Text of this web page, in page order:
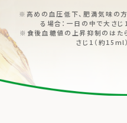
※高めの血圧低下、肥満気味の
る場合：一日の中で大さ
※食後血糖値の上昇抑制のはた
さじ1（約15ml